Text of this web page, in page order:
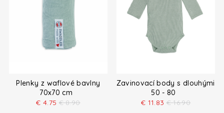
Plenky z waflové bavlny
70x70 cm
€ 4.75 € 8.90
Zavinovací body s dlouhými
50 - 80
€ 11.83 € 16.90